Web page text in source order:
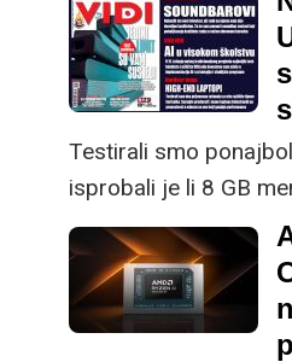
Testirali smo
isprobali je li 8 GB
današnjim grafičkim
kakve performanse
end prijenosnika.